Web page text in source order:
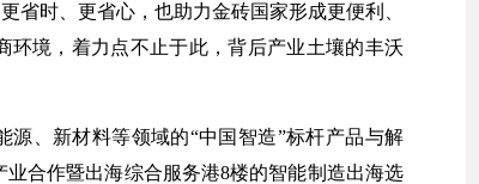
省时、更省心，也助力金砖国家形成更便利、
环境，着力点不止于此，背后产业土壤的丰沃
源、新材料等领域的“中国智造”标杆产品与解
合作暨出海综合服务港8楼的智能制造出海选